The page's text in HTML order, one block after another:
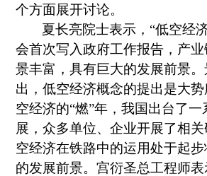
个方面展开讨论。
夏长亮院士表示， “低空经
会首次写入政府工作报告，产
景丰富，具有巨大的发展前景
出，低空经济概念的提出是大
空经济的“燃”年，我国出台了
展，众多单位、企业开展了相
空经济在铁路中的运用处于起
的发展前景。宫衍圣总工程师